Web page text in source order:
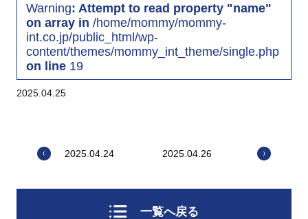
Warning: Attempt to read property "name"
on array in /home/mommy/mommy-
int.co.jp/public_html/wp-
content/themes/mommy_int_theme/single.php
on line 19
2025.04.25
2025.04.24 2025.04.26
一覧へ戻る